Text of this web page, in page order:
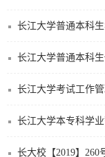
长江大学普通本科
长江大学普通本科
长江大学考试工作
长江大学本专科学